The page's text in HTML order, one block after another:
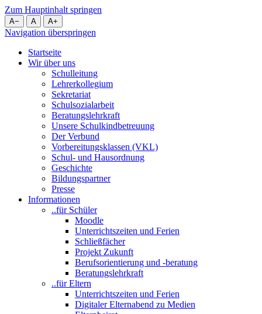
Zum Hauptinhalt springen
A− A A+
Navigation überspringen
Startseite
Wir über uns
Schulleitung
Lehrerkollegium
Sekretariat
Schulsozialarbeit
Beratungslehrkraft
Unsere Schulkindbetreuung
Der Verbund
Vorbereitungsklassen (VKL)
Schul- und Hausordnung
Geschichte
Bildungspartner
Presse
Informationen
..für Schüler
Moodle
Unterrichtszeiten und Ferien
Schließfächer
Projekt Zukunft
Berufsorientierung und -beratung
Beratungslehrkraft
..für Eltern
Unterrichtszeiten und Ferien
Digitaler Elternabend zu Medien